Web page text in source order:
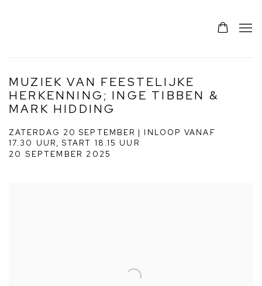
MUZIEK VAN FEESTELIJKE
HERKENNING; INGE TIBBEN &
MARK HIDDING
ZATERDAG 20 SEPTEMBER | INLOOP VANAF
17.30 UUR, START 18.15 UUR
20 SEPTEMBER 2025